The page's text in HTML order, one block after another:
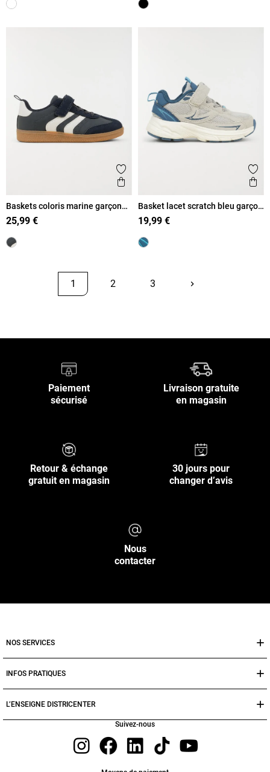
Ajouter aux favoris
Aperçu rapide
Baskets coloris marine garçon
(24-30)
25,99 €
Basket lacet scratch bleu garçon
(24-30)
19,99 €
1 2 3 keyboard_arrow_rightSuivant
Paiement
sécurisé
Livraison gratuite
en magasin
Retour & échange
gratuit en magasin
30 jours pour
changer d’avis
Nous
contacter
NOS SERVICES
INFOS PRATIQUES
L’ENSEIGNE DISTRICENTER
Suivez-nous